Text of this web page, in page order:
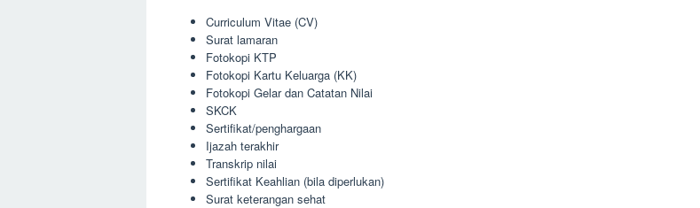
Curriculum Vitae (CV)
Surat lamaran
Fotokopi KTP
Fotokopi Kartu Keluarga (KK)
Fotokopi Gelar dan Catatan Nilai
SKCK
Sertifikat/penghargaan
Ijazah terakhir
Transkrip nilai
Sertifikat Keahlian (bila diperlukan)
Surat keterangan sehat